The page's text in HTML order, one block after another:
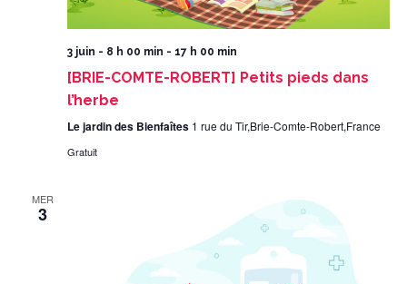
3 juin - 8 h 00 min - 17 h 00 min
[BRIE-COMTE-ROBERT] Petits pieds dans
l’herbe
Le jardin des Bienfaîtes 1 rue du Tir,Brie-Comte-Robert,France
Gratuit
MER
3